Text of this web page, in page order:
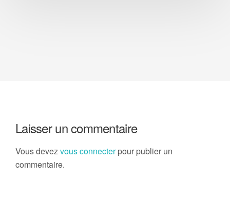
Laisser un commentaire
Vous devez vous connecterpour publier un
commentaire.